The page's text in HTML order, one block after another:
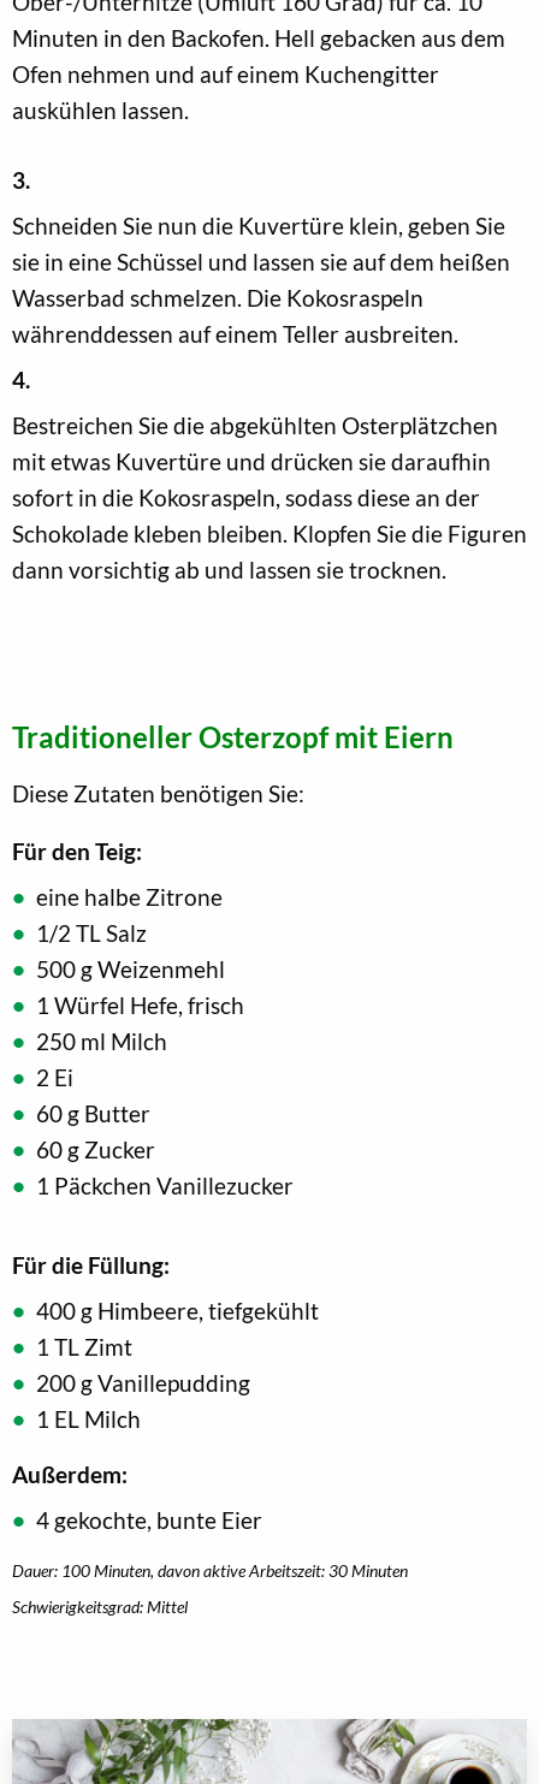
Minuten in den Backofen. Hell gebacken aus dem
Ofen nehmen und auf einem Kuchengitter
auskühlen lassen.
3.
Schneiden Sie nun die Kuvertüre klein, geben Sie
sie in eine Schüssel und lassen sie auf dem heißen
Wasserbad schmelzen. Die Kokosraspeln
währenddessen auf einem Teller ausbreiten.
4.
Bestreichen Sie die abgekühlten Osterplätzchen
mit etwas Kuvertüre und drücken sie daraufhin
sofort in die Kokosraspeln, sodass diese an der
Schokolade kleben bleiben. Klopfen Sie die Figuren
dann vorsichtig ab und lassen sie trocknen.
Traditioneller Osterzopf mit Eiern
Diese Zutaten benötigen Sie:
Für den Teig:
eine halbe Zitrone
1/2 TL Salz
500 g Weizenmehl
1 Würfel Hefe, frisch
250 ml Milch
2 Ei
60 g Butter
60 g Zucker
1 Päckchen Vanillezucker
Für die Füllung:
400 g Himbeere, tiefgekühlt
1 TL Zimt
200 g Vanillepudding
1 EL Milch
Außerdem:
4 gekochte, bunte Eier
Dauer: 100 Minuten, davon aktive Arbeitszeit: 30 Minuten
Schwierigkeitsgrad: Mittel